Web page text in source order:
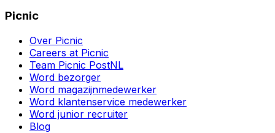
Picnic
Over Picnic
Careers at Picnic
Team Picnic PostNL
Word bezorger
Word magazijnmedewerker
Word klantenservice medewerker
Word junior recruiter
Blog